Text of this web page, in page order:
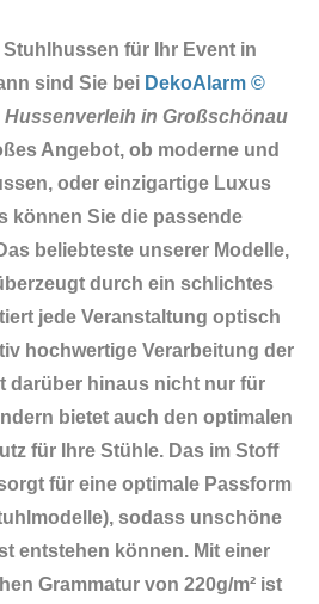
für Ihr Event in
sind Sie bei DekoAlarm ©
Hussenverleih in Großschönau
Angebot, ob moderne und
oder einzigartige Luxus
können Sie die passende
beliebteste unserer Modelle,
durch ein schlichtes
jede Veranstaltung optisch
hochwertige Verarbeitung der
darüber hinaus nicht nur für
bietet auch den optimalen
für Ihre Stühle. Das im Stoff
für eine optimale Passform
sodass unschöne
entstehen können. Mit einer
Grammatur von 220g/m² ist